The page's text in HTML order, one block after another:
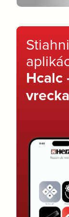
Hcalc
vrecka